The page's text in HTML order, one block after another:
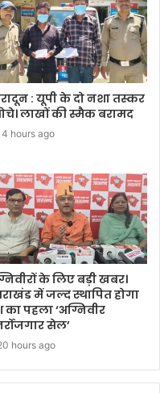
: यूपी के दो नशा तस्कर
लाखों की स्मैक बरामद
hours ago
के लिए बड़ी खबर।
में जल्द स्थापित होगा
का पहला ‘अग्निवीर
सेल’
hours ago